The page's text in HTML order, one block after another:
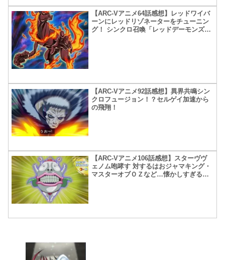
【ARC-Vアニメ64話感想】レッドワイバ
ーンにレッドリゾネーターをチューニン
グ！ シンクロ召喚「レッドデーモンズド
【ARC-Vアニメ92話感想】異界共鳴シン
クロフュージョン！？セルゲイ加速から
の飛翔！
【ARC-Vアニメ106話感想】スターヴヴ
ェノム咆哮す 対するはおジャマキング・
マスターオブＯＺなど…懐かしすぎる…